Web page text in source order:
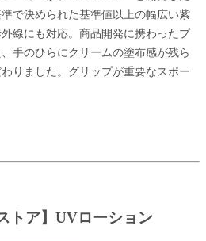
で決められた基準値以上の幅広い紫
線にも対応。商品開発に携わったプ
手のひらにクリームの塗布感が残ら
りました。グリップが重要なスポー
トア】UVローション